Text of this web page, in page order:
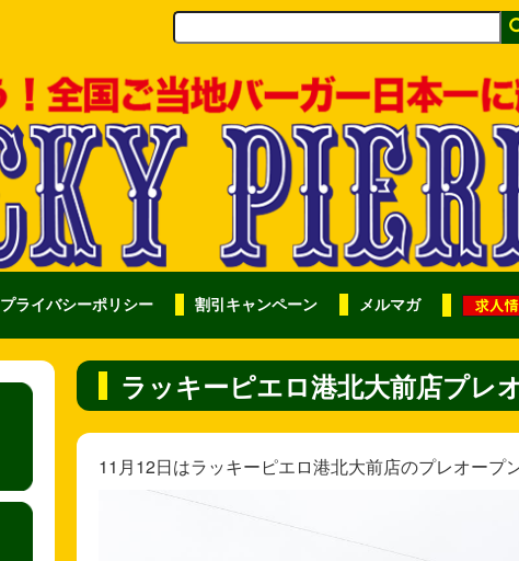
プライバシーポリシー 割引キャンペーン メルマガ
ラッキーピエロ港北大前店プレ
11月12日はラッキーピエロ港北大前店のプレオープ